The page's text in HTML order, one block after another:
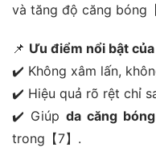
và tăng độ căng bóng
📌 Ưu điểm nổi bật
✔️ Không xâm lấn,
✔️ Hiệu quả rõ rệt chỉ
✔️ Giúpda căng
trong【7】.